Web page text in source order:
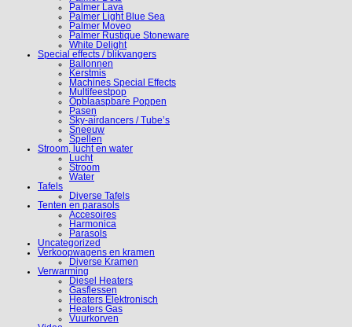
Palmer Lava
Palmer Light Blue Sea
Palmer Moveo
Palmer Rustique Stoneware
White Delight
Special effects / blikvangers
Ballonnen
Kerstmis
Machines Special Effects
Multifeestpop
Opblaaspbare Poppen
Pasen
Sky-airdancers / Tube’s
Sneeuw
Spellen
Stroom, lucht en water
Lucht
Stroom
Water
Tafels
Diverse Tafels
Tenten en parasols
Accesoires
Harmonica
Parasols
Uncategorized
Verkoopwagens en kramen
Diverse Kramen
Verwarming
Diesel Heaters
Gasflessen
Heaters Elektronisch
Heaters Gas
Vuurkorven